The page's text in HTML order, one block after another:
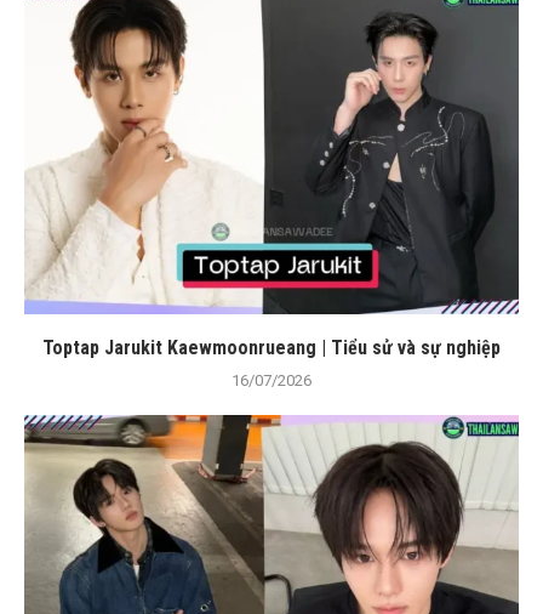
Toptap Jarukit Kaewmoonrueang | Tiểu sử và sự nghiệp
16/07/2026